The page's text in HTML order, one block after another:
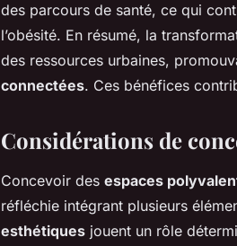
des parcours de santé, ce qui
l’obésité. En résumé, la
des ressources urbaines,
connectées. Ces bénéfices
Considérations de
Concevoir des espaces
réfléchie intégrant plusieurs
esthétiques jouent un rôle